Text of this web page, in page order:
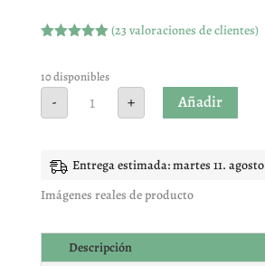
5 en base
a
valoracione
(23valoraciones de clientes)
10 disponibles
- marsh.liso+ Añadir
Entrega estimada: martes 11. agosto
Imágenes reales de producto
Descripción